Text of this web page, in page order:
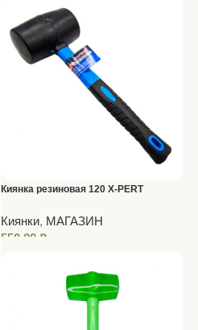
Киянка резиновая 120 X-PERT
Киянки, МАГАЗИН
550,00 ₽